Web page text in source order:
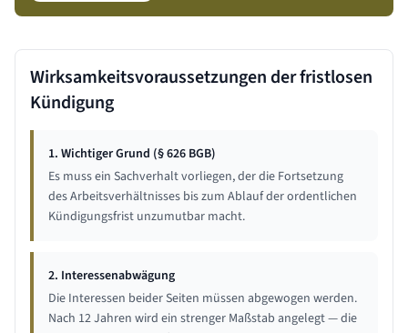
Wirksamkeitsvoraussetzungen der fristlosen
Kündigung
1. Wichtiger Grund (§ 626 BGB)
Es muss ein Sachverhalt vorliegen, der die Fortsetzung
des Arbeitsverhältnisses bis zum Ablauf der ordentlichen
Kündigungsfrist unzumutbar macht.
2. Interessenabwägung
Die Interessen beider Seiten müssen abgewogen werden.
Nach 12 Jahren wird ein strenger Maßstab angelegt — die